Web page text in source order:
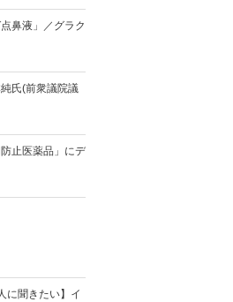
鼻液」／グラク
氏(前衆議院議
止医薬品」にデ
に聞きたい】イ